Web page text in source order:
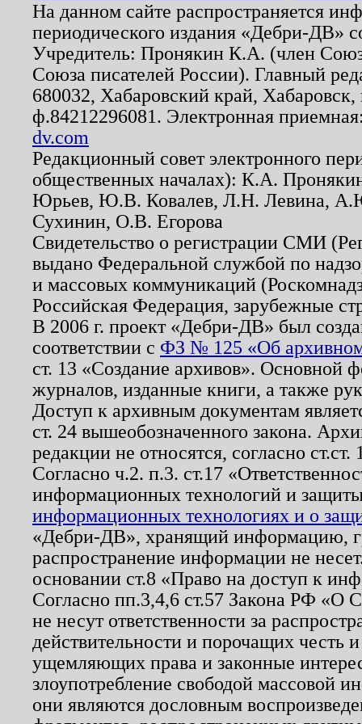
На данном сайте распространяется
периодического издания «Дебри-ДВ»
Учредитель: Пронякин К.А. (член
Союза писателей России). Главный
680032, Хабаровский край,
ф.84212296081. Электронная
dv.com
Редакционный совет электронного
общественных началах): К.А.
Юрьев, Ю.В. Ковалев, Л.Н. Левина,
Сухинин, О.В. Егорова
Свидетельство о регистрации СМИ
выдано Федеральной службой по
и массовых коммуникаций
Российская Федерация, зарубежные
В 2006 г. проект «Дебри-ДВ» был
соответствии с ФЗ № 125 «Об
ст. 13 «Создание архивов». Основной
журналов, изданные книги, а также
Доступ к архивным документам
ст. 24 вышеобозначенного закона.
редакции не относятся, согласно
Согласно ч.2. п.3. ст.17
информационных технологий и
информационных технологиях и о
«Дебри-ДВ», хранящий информацию,
распространение информации не
основании ст.8 «Право на доступ к
Согласно пп.3,4,6 ст.57 Закона РФ «О
не несут ответственности за
действительности и порочащих честь
ущемляющих права и законные
злоупотребление свободой массовой
они являются дословным